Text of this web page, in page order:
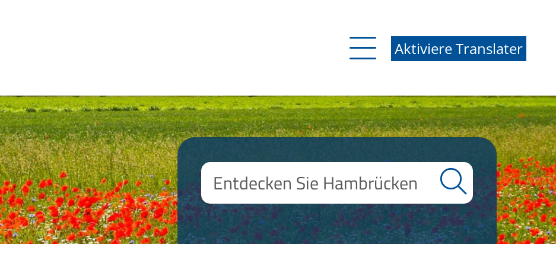
Aktiviere Translater